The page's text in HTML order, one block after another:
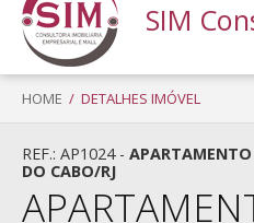
SIM
HOME / DETALHES IMÓVEL
REF.: AP1024 -
DO CABO/RJ